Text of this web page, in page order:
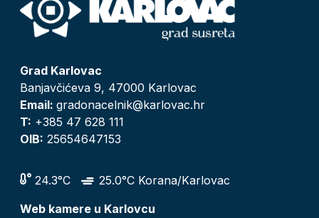
Grad Karlovac
Banjavčićeva 9, 47000 Karlovac
Email: gradonacelnik@karlovac.hr
T: +385 47 628 111
OIB: 25654647153
24.3°C
25.0°C Korana/Karlovac
Web kamere u Karlovcu